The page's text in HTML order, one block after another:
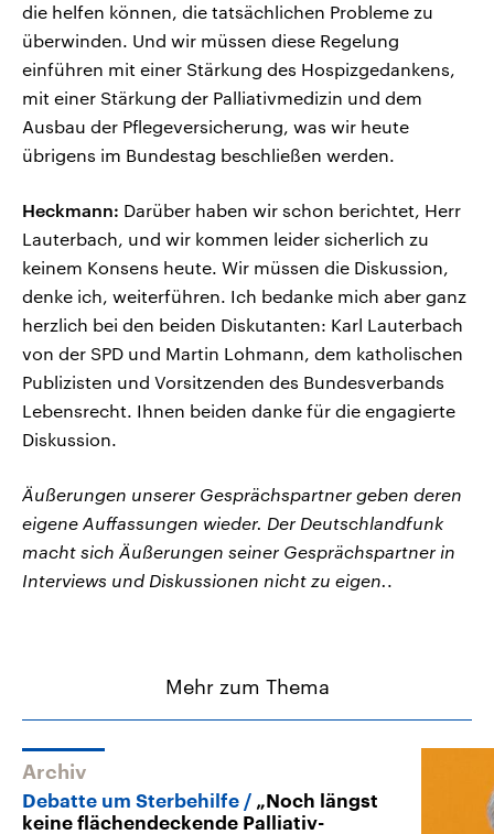
die helfen können, die tatsächlichen Probleme zu
überwinden. Und wir müssen diese Regelung
einführen mit einer Stärkung des Hospizgedankens,
mit einer Stärkung der Palliativmedizin und dem
Ausbau der Pflegeversicherung, was wir heute
übrigens im Bundestag beschließen werden.
Heckmann: Darüber haben wir schon berichtet, Herr
Lauterbach, und wir kommen leider sicherlich zu
keinem Konsens heute. Wir müssen die Diskussion,
denke ich, weiterführen. Ich bedanke mich aber ganz
herzlich bei den beiden Diskutanten: Karl Lauterbach
von der SPD und Martin Lohmann, dem katholischen
Publizisten und Vorsitzenden des Bundesverbands
Lebensrecht. Ihnen beiden danke für die engagierte
Diskussion.
Äußerungen unserer Gesprächspartner geben deren
eigene Auffassungen wieder. Der Deutschlandfunk
macht sich Äußerungen seiner Gesprächspartner in
Interviews und Diskussionen nicht zu eigen..
Mehr zum Thema
Archiv
Debatte um Sterbehilfe
„Noch längst
keine flächendeckende Palliativ-